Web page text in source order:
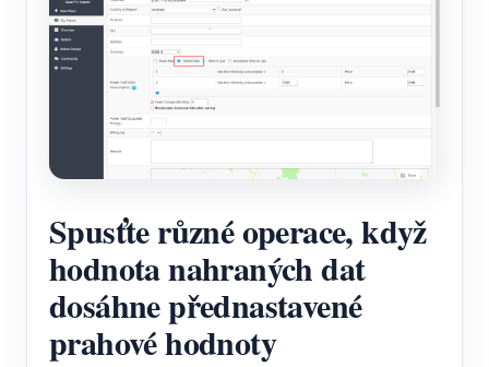
Spusťte různé operace, když
hodnota nahraných dat
dosáhne přednastavené
prahové hodnoty